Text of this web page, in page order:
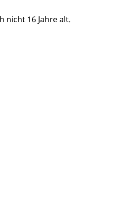
nicht 16 Jahre alt.